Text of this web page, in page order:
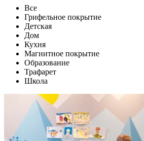
Все
Грифельное покрытие
Детская
Дом
Кухня
Магнитное покрытие
Образование
Трафарет
Школа